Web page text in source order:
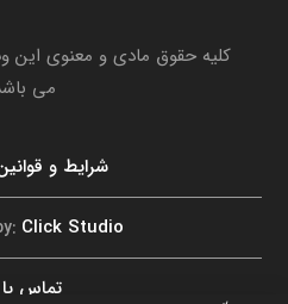
کلیه حقوق مادی و معنوی این
می
شرایط و
Click Studio
تماس